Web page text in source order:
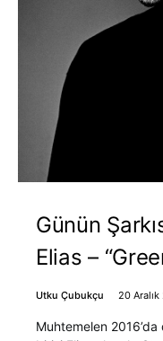
Günün
Elias –
Utku Çubukçu 20 Aralık
Muhtemelen